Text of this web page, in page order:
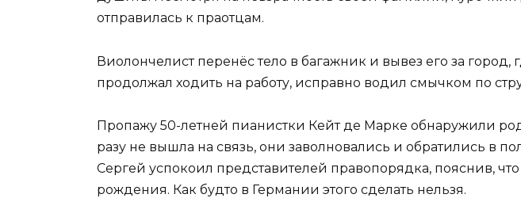
отправилась к праотцам.
Виолончелист перенёс тело в багажник и вывез его за
продолжал ходить на работу, исправно водил смычком по
Пропажу 50-летней пианистки Кейт де Марке обнаружили
разу не вышла на связь, они заволновались и обратились в
Сергей успокоил представителей правопорядка, пояснив,
рождения. Как будто в Германии этого сделать нельзя.